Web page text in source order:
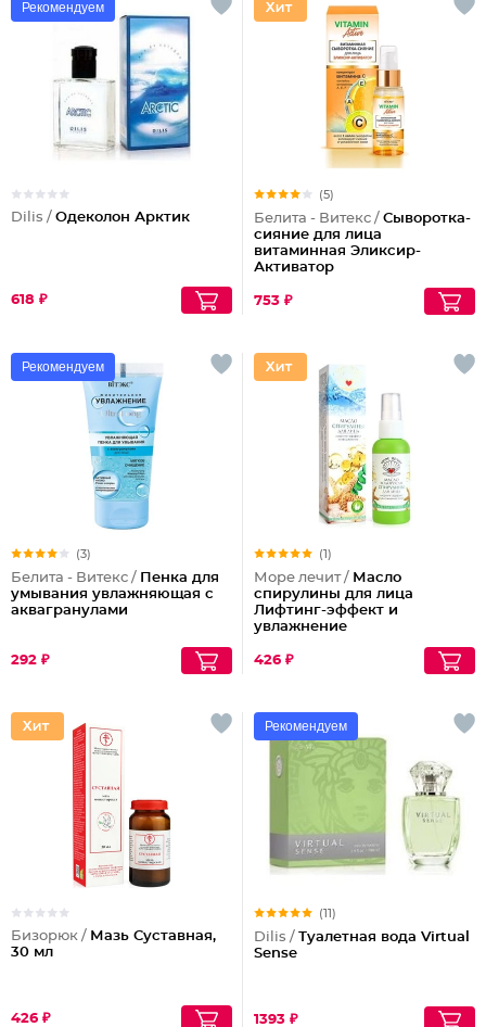
Рекомендуем
Dilis / Одеколон Арктик
618 ₽
(5)
Белита - Витекс / Сыворотка-
сияние для лица
витаминная Эликсир-
Активатор
753 ₽
Рекомендуем
(3)
Белита - Витекс / Пенка для
умывания увлажняющая с
аквагранулами
292 ₽
(1)
Море лечит / Масло
спирулины для лица
Лифтинг-эффект и
увлажнение
426 ₽
Бизорюк / Мазь Суставная,
30 мл
426 ₽
Рекомендуем
(11)
Dilis / Туалетная вода Virtual
Sense
1393 ₽